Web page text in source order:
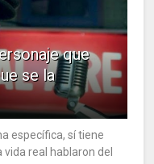
que
se la
específica, sí tiene
real hablaron del